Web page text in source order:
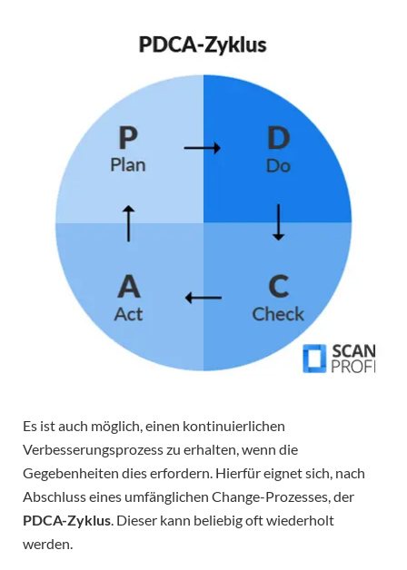
Es ist auch möglich, einen kontinuierlichen
Verbesserungsprozess zu erhalten, wenn die
Gegebenheiten dies erfordern. Hierfür eignet sich, nach
Abschluss eines umfänglichen Change-Prozesses, der
PDCA-Zyklus . Dieser kann beliebig oft wiederholt
werden.